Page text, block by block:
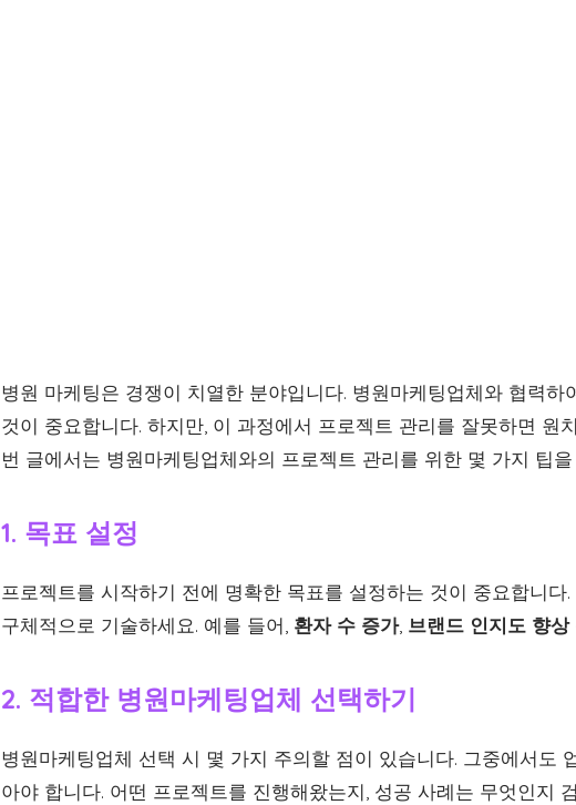
병원 마케팅은 경쟁이 치열한 분야입니다. 병원마케팅업체와 협력
것이 중요합니다. 하지만, 이 과정에서 프로젝트 관리를 잘못하면 원
번 글에서는 병원마케팅업체와의 프로젝트 관리를 위한 몇 가지 팁
1. 목표 설정
프로젝트를 시작하기 전에 명확한 목표를 설정하는 것이 중요합니다
구체적으로 기술하세요. 예를 들어, 환자 수 증가, 브랜드 인지도 향상
2. 적합한 병원마케팅업체 선택하기
병원마케팅업체 선택 시 몇 가지 주의할 점이 있습니다. 그중에서도
아야 합니다. 어떤 프로젝트를 진행해왔는지, 성공 사례는 무엇인지